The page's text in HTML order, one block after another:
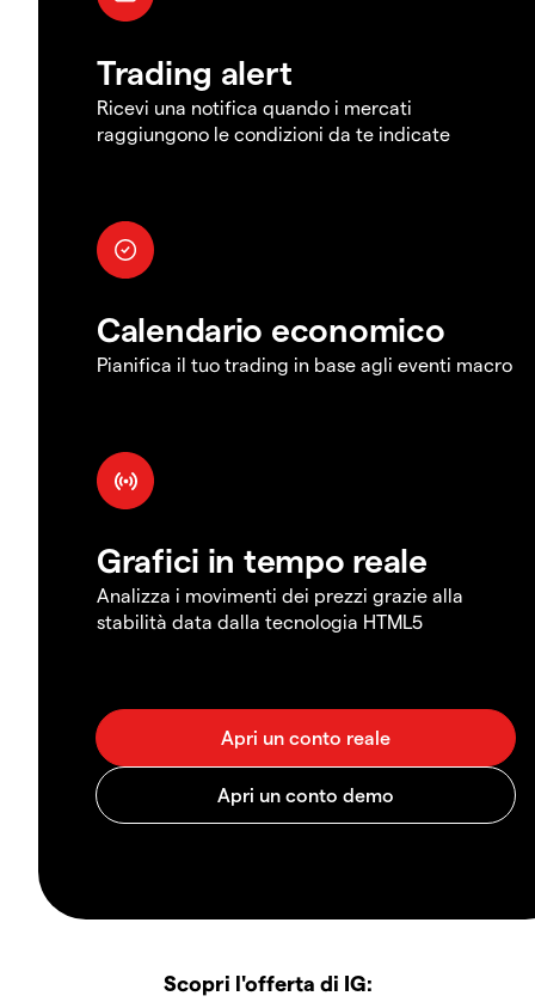
Trading alert
Ricevi una notifica quando i mercati
raggiungono le condizioni da te indicate
Calendario economico
Pianifica il tuo trading in base agli eventi macro
Grafici in tempo reale
Analizza i movimenti dei prezzi grazie alla
stabilità data dalla tecnologia HTML5
Scopri l'offerta di IG: